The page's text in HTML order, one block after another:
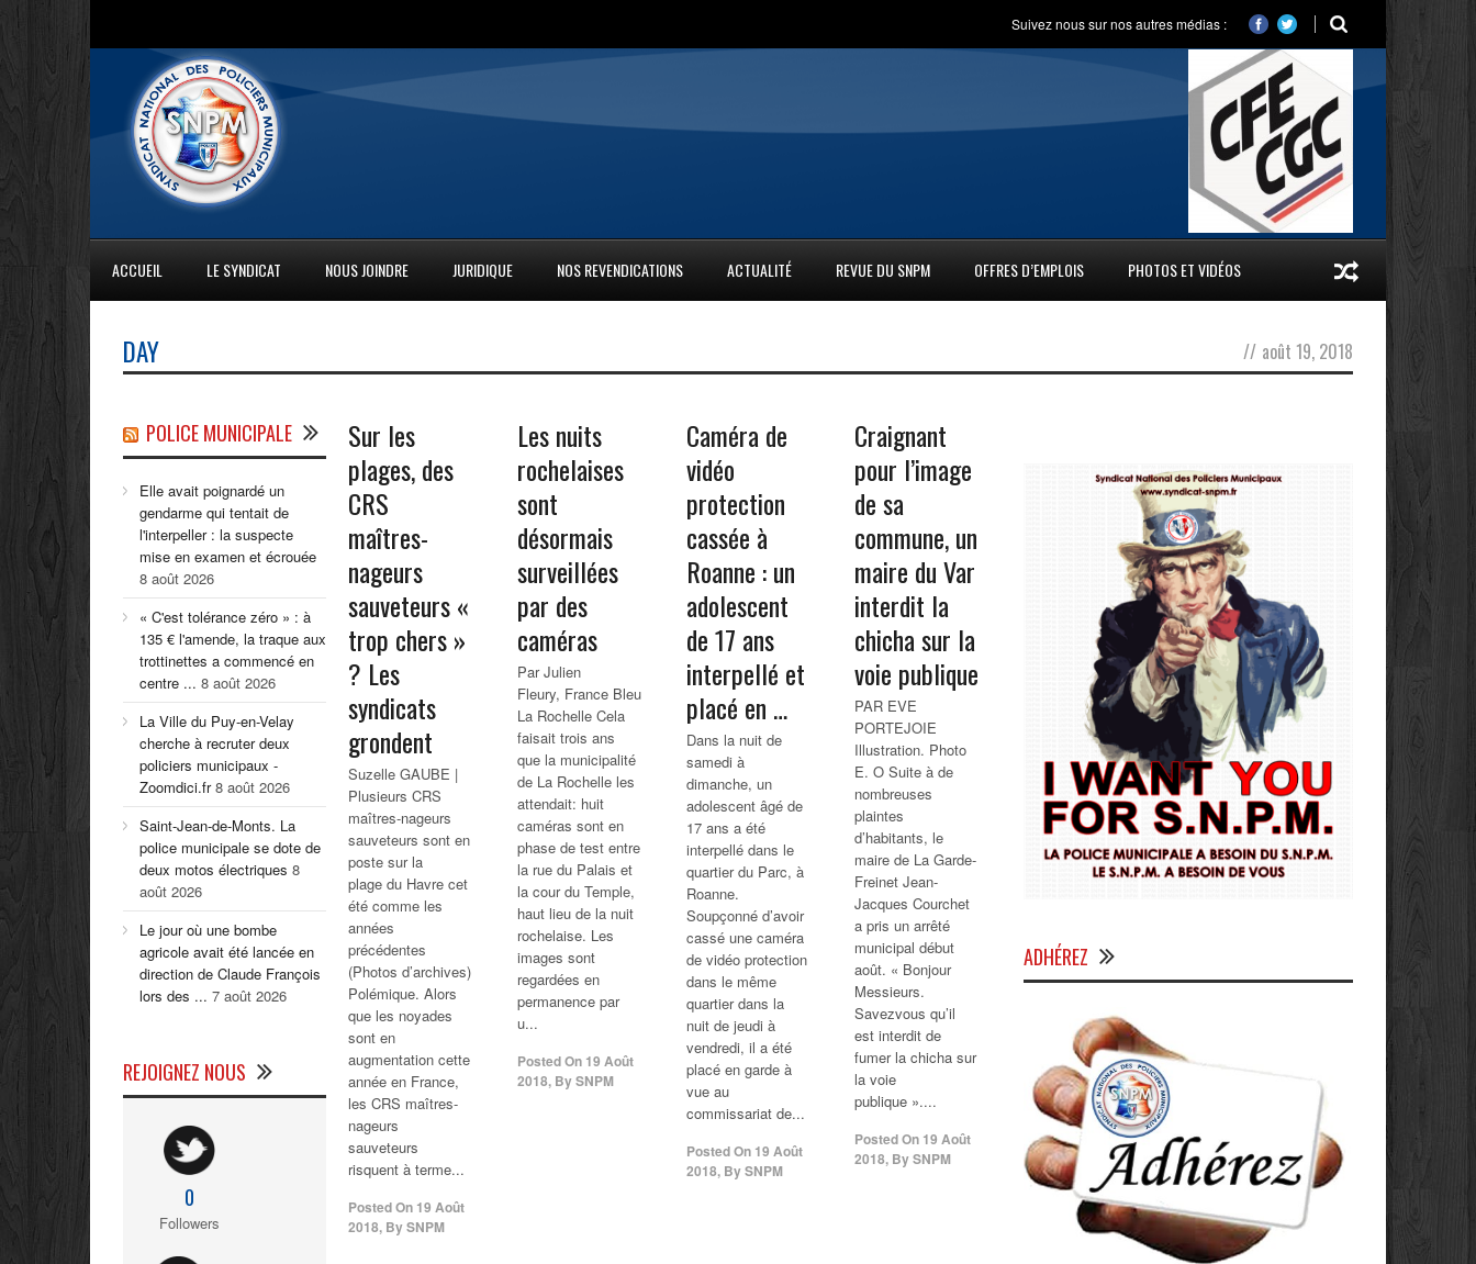
Suivez nous sur nos autres médias :
ACCUEIL LE SYNDICAT NOUS JOINDRE JURIDIQUE NOS REVENDICATIONS ACTUALITÉ REVUE DU SNPM OFFRES D’EMPLOIS PHOTOS ET VIDÉOS
DAY // août 19, 2018
Sur les
plages, des
CRS
maîtres-
nageurs
sauveteurs «
trop chers »
? Les
syndicats
grondent
Suzelle GAUBE |
Plusieurs CRS
maîtres-nageurs
sauveteurs sont en
poste sur la
plage du Havre cet
été comme les
années
précédentes
(Photos d’archives)
Polémique. Alors
que les noyades
sont en
augmentation cette
année en France,
les CRS maîtres-
nageurs
sauveteurs
risquent à terme...
Posted On 19 Août
2018, BySNPM
Les nuits
rochelaises
sont
désormais
surveillées
par des
caméras
Par Julien
Fleury, France Bleu
La Rochelle Cela
faisait trois ans
que la municipalité
de La Rochelle les
attendait: huit
caméras sont en
phase de test entre
la rue du Palais et
la cour du Temple,
haut lieu de la nuit
rochelaise. Les
images sont
regardées en
permanence par
u...
Posted On 19 Août
2018, BySNPM
Caméra de
vidéo
protection
cassée à
Roanne : un
adolescent
de 17 ans
interpellé et
placé en …
Dans la nuit de
samedi à
dimanche, un
adolescent âgé de
17 ans a été
interpellé dans le
quartier du Parc, à
Roanne.
Soupçonné d’avoir
cassé une caméra
de vidéo protection
dans le même
quartier dans la
nuit de jeudi à
vendredi, il a été
placé en garde à
vue au
commissariat de...
Posted On 19 Août
2018, BySNPM
Craignant
pour l’image
de sa
commune, un
maire du Var
interdit la
chicha sur la
voie publique
PAR EVE
PORTEJOIE
Illustration. Photo
E. O Suite à de
nombreuses
plaintes
d’habitants, le
maire de La Garde-
Freinet Jean-
Jacques Courchet
a pris un arrêté
municipal début
août. « Bonjour
Messieurs.
Savezvous qu’il
est interdit de
fumer la chicha sur
la voie
publique »....
Posted On 19 Août
2018, BySNPM
POLICE MUNICIPALE
Elle avait poignardé un
gendarme qui tentait de
l'interpeller : la suspecte
mise en examen et écrouée
8 août 2026
« C'est tolérance zéro » : à
135 € l'amende, la traque aux
trottinettes a commencé en
centre ... 8 août 2026
La Ville du Puy-en-Velay
cherche à recruter deux
policiers municipaux -
Zoomdici.fr 8 août 2026
Saint-Jean-de-Monts. La
police municipale se dote de
deux motos électriques 8
août 2026
Le jour où une bombe
agricole avait été lancée en
direction de Claude François
lors des ... 7 août 2026
REJOIGNEZ NOUS
0
Followers
ADHÉREZ